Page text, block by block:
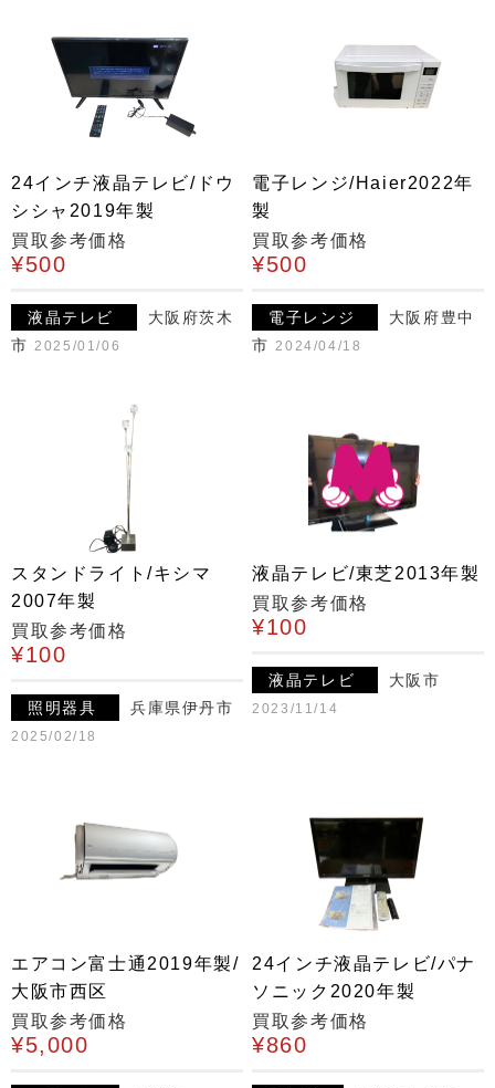
24インチ液晶テレビ/ドウ
シシャ2019年製
買取参考価格
¥500
液晶テレビ
大阪府茨木
市 2025/01/06
電子レンジ/Haier2022年
製
買取参考価格
¥500
電子レンジ
大阪府豊中
市 2024/04/18
スタンドライト/キシマ
2007年製
買取参考価格
¥100
照明器具 兵庫県伊丹市
2025/02/18
液晶テレビ/東芝2013年製
買取参考価格
¥100
液晶テレビ 大阪市
2023/11/14
エアコン富士通2019年製/
大阪市西区
買取参考価格
¥5,000
24インチ液晶テレビ/パナ
ソニック2020年製
買取参考価格
¥860